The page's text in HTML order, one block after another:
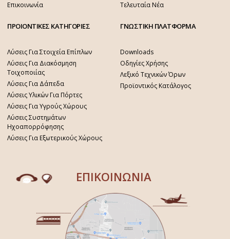
Επικοινωνία
Τελευταία Νέα
ΠΡΟΙΟΝΤΙΚΕΣ ΚΑΤΗΓΟΡΙΕΣ
Λύσεις Για Στοιχεία Επίπλων
Λύσεις Για Διακόσμηση
Τοιχοποιίας
Λύσεις Για Δάπεδα
Λύσεις Υλικών Για Πόρτες
Λύσεις Για Υγρούς Χώρους
Λύσεις Συστημάτων
Ηχοαπορρόφησης
Λύσεις Για Εξωτερικούς Χώρους
ΓΝΩΣΤΙΚΗ ΠΛΑΤΦΟΡΜΑ
Downloads
Οδηγίες Χρήσης
Λεξικό Τεχνικών Όρων
Προϊοντικός Κατάλογος
ΕΠΙΚΟΙΝΩΝΙΑ